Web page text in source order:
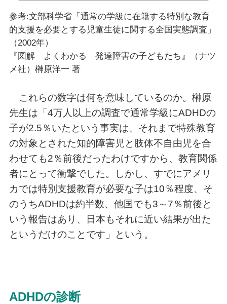
参考:文部科学省「通常の学級に在籍する特別な教育
的支援を必要とする児童生徒に関する全国実態調査」
（2002年）
『図解 よくわかる 発達障害の子どもたち』（ナツ
メ社）榊原洋一 著
これらの数字は何を意味しているのか。榊原
先生は「4万人以上の調査で通常学級にADHDの
子が2.5％いたという事実は、それまで特殊教育
の対象とされた知的障害児と肢体不自由児を合
わせても2％前後だったわけですから、教育関係
者にとって衝撃でした。しかし、すでにアメリ
カでは特別支援教育が必要な子は10％程度、そ
のうちADHDは約半数、他国でも3～7％前後と
いう報告はあり、日本もそれに近い結果が出た
というだけのことです」という。
ADHDの診断